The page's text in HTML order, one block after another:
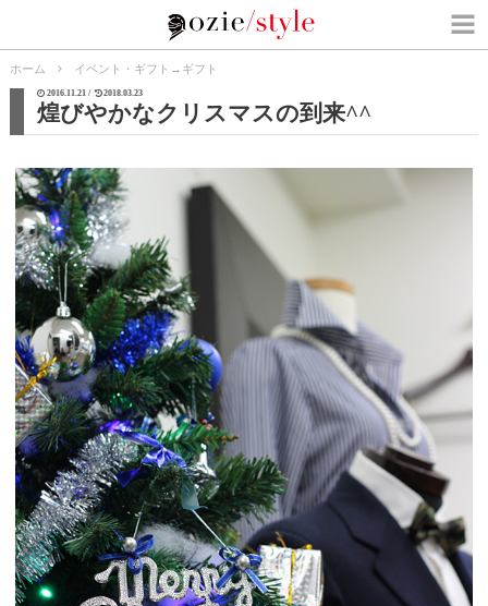
ホーム イベント・ギフト → ギフト
2016.11.21 / 2018.03.23
煌びやかなクリスマスの到来^^